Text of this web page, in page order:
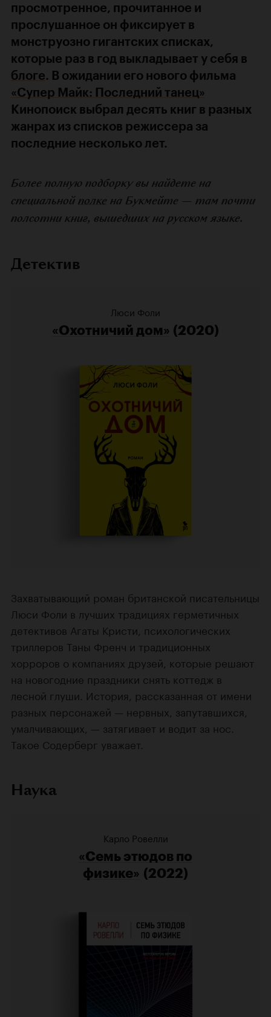
просмотренное, прочитанное и
прослушанное он фиксирует в
монструозно гигантских списках,
которые раз в год выкладывает у себя в
блоге. В ожидании его нового фильма
«Супер Майк: Последний танец»
Кинопоиск выбрал десять книг в разных
жанрах из списков режиссера за
последние несколько лет.
Более полную подборку вы найдете на
специальной полке на Букмейте — там почти
полсотни книг, вышедших на русском языке.
Детектив
Люси Фоли
«Охотничий дом» (2020)
Захватывающий роман британской писательницы
Люси Фоли в лучших традициях герметичных
детективов Агаты Кристи, психологических
триллеров Таны Френч и традиционных
хорроров о компаниях друзей, которые решают
на новогодние праздники снять коттедж в
лесной глуши. История, рассказанная от имени
разных персонажей — нервных, запутавшихся,
умалчивающих, — затягивает и водит за нос.
Такое Содерберг уважает.
Наука
Карло Ровелли
«Семь этюдов по
физике» (2022)